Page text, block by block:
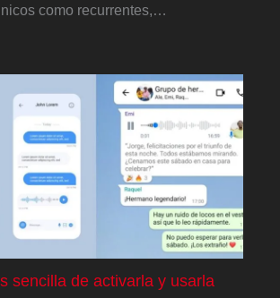
como recurrentes,…
sencilla de activarla y usarla